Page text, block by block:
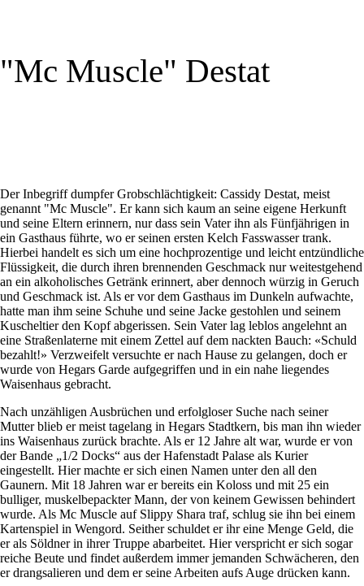
"Mc Muscle" Destat
Der Inbegriff dumpfer Grobschlächtigkeit: Cassidy Destat, meist
genannt "Mc Muscle". Er kann sich kaum an seine eigene Herkunft
und seine Eltern erinnern, nur dass sein Vater ihn als Fünfjährigen in
ein Gasthaus führte, wo er seinen ersten Kelch Fasswasser trank.
Hierbei handelt es sich um eine hochprozentige und leicht entzündliche
Flüssigkeit, die durch ihren brennenden Geschmack nur weitestgehend
an ein alkoholisches Getränk erinnert, aber dennoch würzig in Geruch
und Geschmack ist. Als er vor dem Gasthaus im Dunkeln aufwachte,
hatte man ihm seine Schuhe und seine Jacke gestohlen und seinem
Kuscheltier den Kopf abgerissen. Sein Vater lag leblos angelehnt an
eine Straßenlaterne mit einem Zettel auf dem nackten Bauch: «Schuld
bezahlt!» Verzweifelt versuchte er nach Hause zu gelangen, doch er
wurde von Hegars Garde aufgegriffen und in ein nahe liegendes
Waisenhaus gebracht.
Nach unzähligen Ausbrüchen und erfolgloser Suche nach seiner
Mutter blieb er meist tagelang in Hegars Stadtkern, bis man ihn wieder
ins Waisenhaus zurück brachte. Als er 12 Jahre alt war, wurde er von
der Bande „1/2 Docks“ aus der Hafenstadt Palase als Kurier
eingestellt. Hier machte er sich einen Namen unter den all den
Gaunern. Mit 18 Jahren war er bereits ein Koloss und mit 25 ein
bulliger, muskelbepackter Mann, der von keinem Gewissen behindert
wurde. Als Mc Muscle auf Slippy Shara traf, schlug sie ihn bei einem
Kartenspiel in Wengord. Seither schuldet er ihr eine Menge Geld, die
er als Söldner in ihrer Truppe abarbeitet. Hier verspricht er sich sogar
reiche Beute und findet außerdem immer jemanden Schwächeren, den
er drangsalieren und dem er seine Arbeiten aufs Auge drücken kann.